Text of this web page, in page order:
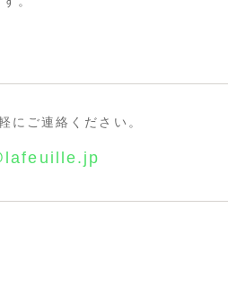
にご連絡ください。